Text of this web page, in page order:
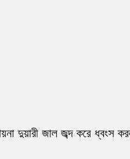
দুয়ারী জাল জব্দ করে ধ্বংস